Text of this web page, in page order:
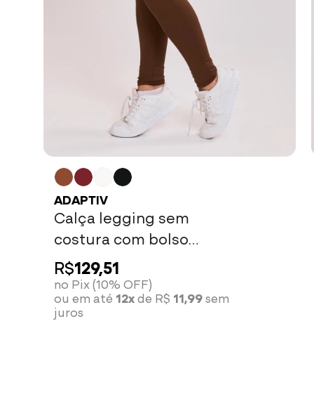
ADAPTIV
Calça legging sem
costura com bolso
marrom cacau
R$129,51
no Pix (10% OFF)
ou em até 12xde R$ 11,99sem
juros